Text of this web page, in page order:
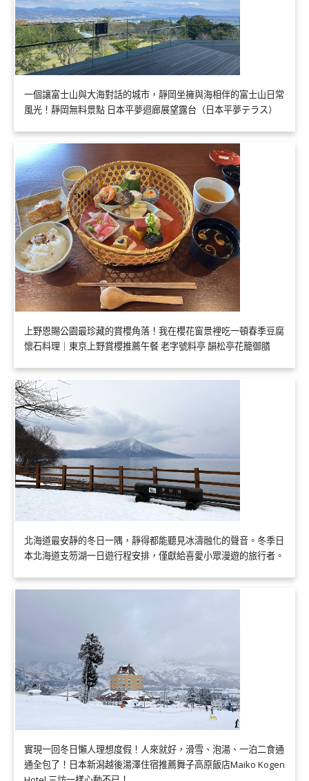
一個讓富士山與大海對話的城市，靜岡坐擁與海相伴的富士山日常
風光！靜岡無料景點 日本平夢迴廊展望露台（日本平夢テラス）
上野恩賜公園最珍藏的賞櫻角落！我在櫻花窗景裡吃一頓春季豆腐
懷石料理｜東京上野賞櫻推薦午餐 老字號料亭 韻松亭花籠御膳
北海道最安靜的冬日一隅，靜得都能聽見冰濤融化的聲音。冬季日
本北海道支笏湖一日遊行程安排，僅獻給喜愛小眾漫遊的旅行者。
實現一回冬日懶人理想度假！人來就好，滑雪、泡湯、一泊二食通
通全包了！日本新潟越後湯澤住宿推薦舞子高原飯店Maiko Kogen